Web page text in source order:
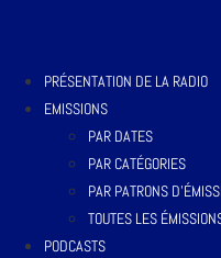
PRÉSENTATION DE LA RADIO
EMISSIONS
PAR DATES
PAR CATÉGORIES
PAR PATRONS
TOUTES LES
PODCASTS